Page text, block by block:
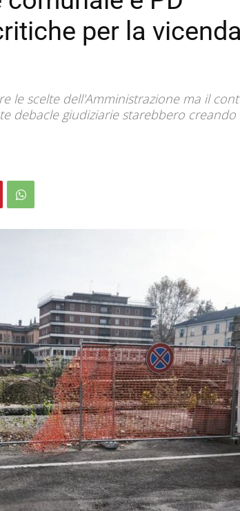
per la
le scelte dell'Amministrazione ma il
debacle giudiziarie starebbero